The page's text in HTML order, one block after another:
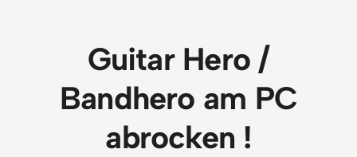
Guitar Hero /
Bandhero am PC
abrocken !